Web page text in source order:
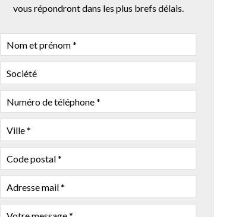
vous répondront dans les plus brefs délais.
NOM
ET
PRÉNOM
SOCIÉTÉ
NUMÉRO
DE
TÉLÉPHONE
VILLE
CODE
POSTAL
ADRESSE
MAIL
VOTRE